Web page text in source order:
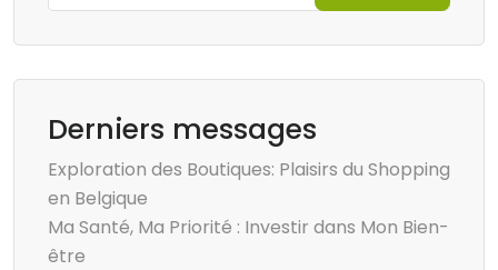
Derniers messages
Exploration des Boutiques: Plaisirs du Shopping
en Belgique
Ma Santé, Ma Priorité : Investir dans Mon Bien-
être